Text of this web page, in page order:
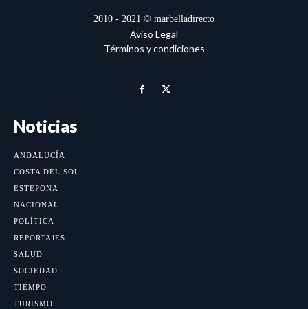
2010 - 2021 © marbelladirecto
Aviso Legal
Términos y condiciones
Noticias
ANDALUCÍA
COSTA DEL SOL
ESTEPONA
NACIONAL
POLÍTICA
REPORTAJES
SALUD
SOCIEDAD
TIEMPO
TURISMO